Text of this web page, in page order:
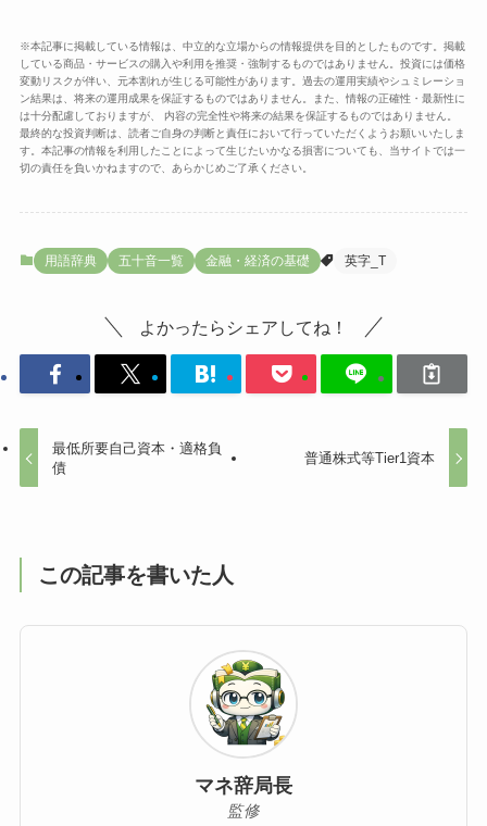
※本記事に掲載している情報は、中立的な立場からの情報提供を目的としたものです。掲載
している商品・サービスの購入や利用を推奨・強制するものではありません。投資には価格
変動リスクが伴い、元本割れが生じる可能性があります。過去の運用実績やシュミレーショ
ン結果は、将来の運用成果を保証するものではありません。また、情報の正確性・最新性に
は十分配慮しておりますが、 内容の完全性や将来の結果を保証するものではありません。
最終的な投資判断は、読者ご自身の判断と責任において行っていただくようお願いいたしま
す。本記事の情報を利用したことによって生じたいかなる損害についても、当サイトでは一
切の責任を負いかねますので、あらかじめご了承ください。
用語辞典 五十音一覧 金融・経済の基礎 英字_T
よかったらシェアしてね！
最低所要自己資本・適格負
債
普通株式等Tier1資本
この記事を書いた人
マネ辞局長
監修